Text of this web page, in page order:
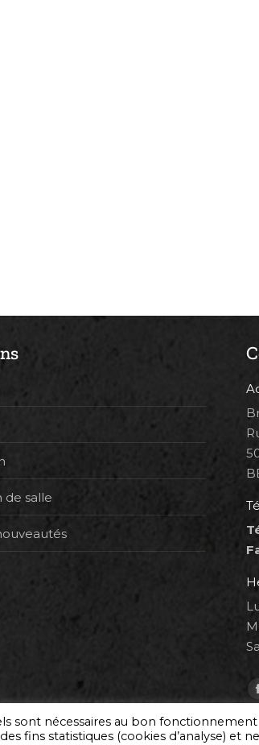
de salle
sont nécessaires au bon fonctionnement
fins statistiques (cookies d’analyse) et ne